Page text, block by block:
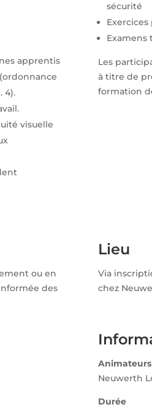
apprentis
4).
visuelle
sécurité
Examens
Les
à titre de
formation
ou en
des
Lieu
Via
chez
Animateurs
Neuwerth
Durée